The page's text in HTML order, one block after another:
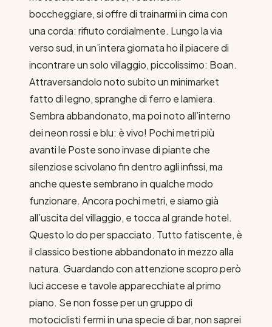
boccheggiare, si offre di trainarmi in cima con
una corda: rifiuto cordialmente. Lungo la via
verso sud, in un’intera giornata ho il piacere di
incontrare un solo villaggio, piccolissimo: Boan.
Attraversandolo noto subito un minimarket
fatto di legno, spranghe di ferro e lamiera.
Sembra abbandonato, ma poi noto all’interno
dei neon rossi e blu: è vivo! Pochi metri più
avanti le Poste sono invase di piante che
silenziose scivolano fin dentro agli infissi, ma
anche queste sembrano in qualche modo
funzionare. Ancora pochi metri, e siamo già
all’uscita del villaggio, e tocca al grande hotel.
Questo lo do per spacciato. Tutto fatiscente, è
il classico bestione abbandonato in mezzo alla
natura. Guardando con attenzione scopro però
luci accese e tavole apparecchiate al primo
piano. Se non fosse per un gruppo di
motociclisti fermi in una specie di bar, non saprei